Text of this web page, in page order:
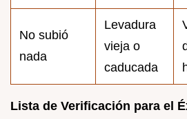
No subió
nada
Levadura
vieja o
caducada
Lista de Verificación para el